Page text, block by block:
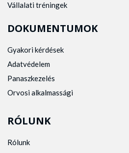
Vállalati tréningek
DOKUMENTUMOK
Gyakori kérdések
Adatvédelem
Panaszkezelés
Orvosi alkalmassági
RÓLUNK
Rólunk